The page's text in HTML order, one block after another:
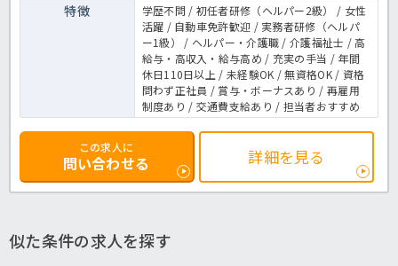
特徴
学歴不問 / 初任者研修（ヘルパー2級） / 女性
活躍 / 自動車免許歓迎 / 実務者研修（ヘルパ
ー1級） / ヘルパー・介護職 / 介護福祉士 / 高
給与・高収入・給与高め / 充実の手当 / 年間
休日110日以上 / 未経験OK / 無資格OK / 資格
問わず正社員 / 賞与・ボーナスあり / 再雇用
制度あり / 交通費支給あり / 担当者おすすめ
この求人に
問い合わせる 詳細を見る
似た条件の求人を探す